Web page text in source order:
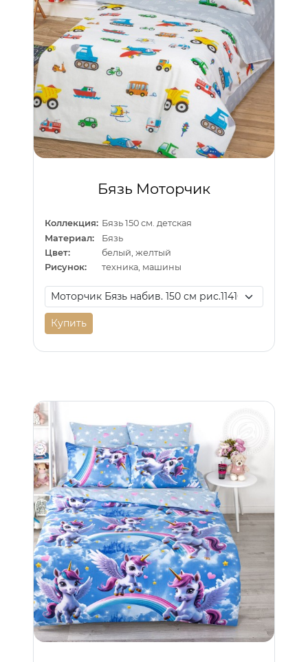
Бязь Моторчик
Коллекция: Бязь 150 см. детская
Материал:
Бязь
Цвет:
белый, желтый
Рисунок:
техника, машины
Купить